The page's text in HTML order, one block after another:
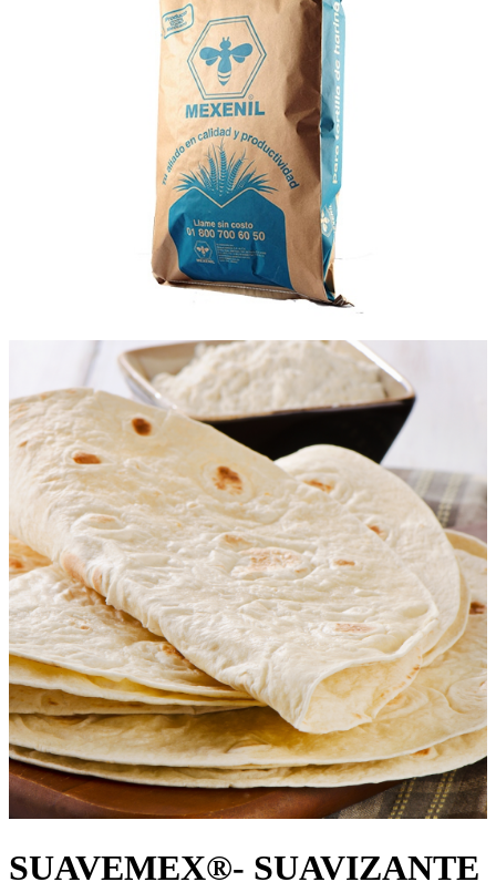
SUAVEMEX®- SUAVIZANTE